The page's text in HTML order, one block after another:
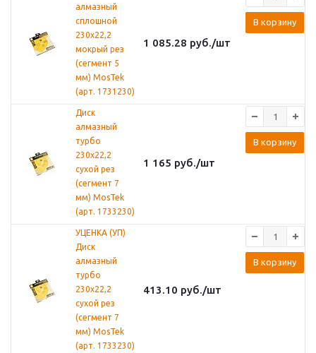
алмазный
сплошной
230х22,2
мокрый рез
(сегмент 5
мм) MosTek
(арт. 1731230)
1 085.28 руб./шт
В корзину
Диск
алмазный
турбо
230х22,2
сухой рез
(сегмент 7
мм) MosTek
(арт. 1733230)
1 165 руб./шт
В корзину
УЦЕНКА (УП)
Диск
алмазный
турбо
230х22,2
сухой рез
(сегмент 7
мм) MosTek
(арт. 1733230)
413.10 руб./шт
В корзину